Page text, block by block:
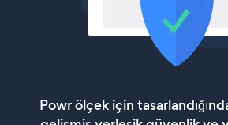
Powr ölçek için